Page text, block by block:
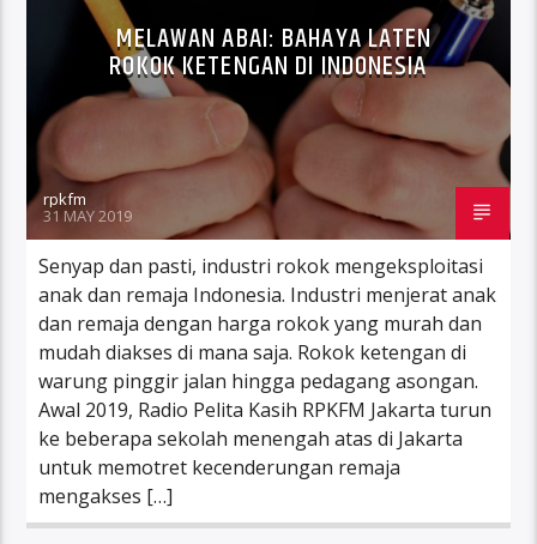
MELAWAN ABAI: BAHAYA LATEN
ROKOK KETENGAN DI INDONESIA
rpkfm
31 MAY 2019
Senyap dan pasti, industri rokok mengeksploitasi
anak dan remaja Indonesia. Industri menjerat anak
dan remaja dengan harga rokok yang murah dan
mudah diakses di mana saja. Rokok ketengan di
warung pinggir jalan hingga pedagang asongan.
Awal 2019, Radio Pelita Kasih RPKFM Jakarta turun
ke beberapa sekolah menengah atas di Jakarta
untuk memotret kecenderungan remaja
mengakses […]